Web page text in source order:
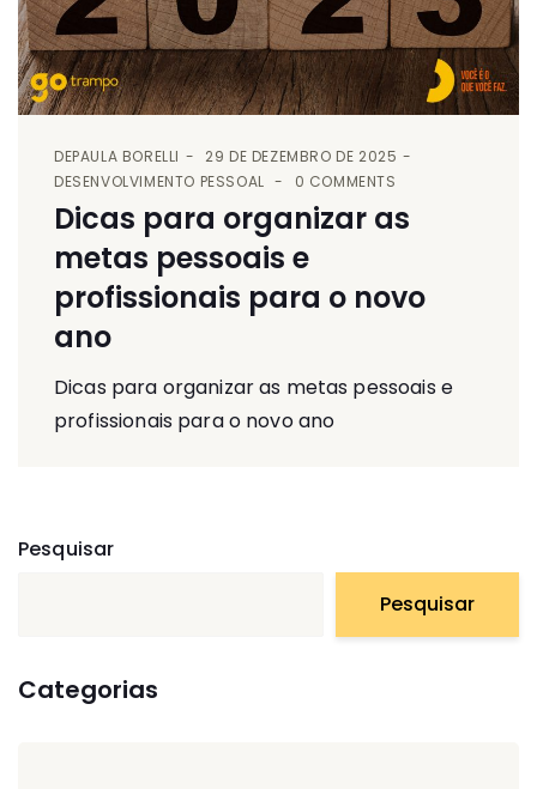
DEPAULA BORELLI
29 DE DEZEMBRO DE 2025
DESENVOLVIMENTO PESSOAL
0 COMMENTS
Dicas para organizar as
metas pessoais e
profissionais para o novo
ano
Dicas para organizar as metas pessoais e
profissionais para o novo ano
Pesquisar
Pesquisar
Categorias